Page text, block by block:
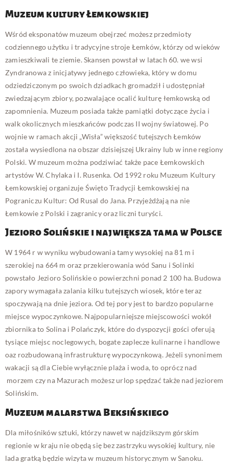
Muzeum kultury Łemkowskiej
Wśród eksponatów muzeum obejrzeć możesz przedmioty
codziennego użytku i tradycyjne stroje Łemków, którzy od wieków
zamieszkiwali te ziemie. Skansen powstał w latach 60. we wsi
Zyndranowa z inicjatywy jednego człowieka, który w domu
odziedziczonym po swoich dziadkach gromadził i udostępniał
zwiedzającym zbiory, pozwalające ocalić kulturę łemkowską od
zapomnienia. Muzeum posiada także pamiątki dotyczące życia i
walk okolicznych mieszkańców podczas II wojny światowej. Po
wojnie w ramach akcji „Wisła” większość tutejszych Łemków
została wysiedlona na obszar dzisiejszej Ukrainy lub w inne regiony
Polski. W muzeum można podziwiać także pace Łemkowskich
artystów W. Chylaka i I. Rusenka. Od 1992 roku Muzeum Kultury
Łemkowskiej organizuje Święto Tradycji Łemkowskiej na
Pograniczu Kultur: Od Rusal do Jana. Przyjeżdżają na nie
Łemkowie z Polski i zagranicy oraz liczni turyści.
Jezioro Solińskie i największa tama w Polsce
W 1964 r w wyniku wybudowania tamy wysokiej na 81 m i
szerokiej na 664 m oraz przekierowania wód Sanu i Solinki
powstało Jezioro Solińskie o powierzchni ponad 2 100 ha. Budowa
zapory wymagała zalania kilku tutejszych wiosek, które teraz
spoczywają na dnie jeziora. Od tej pory jest to bardzo popularne
miejsce wypoczynkowe. Najpopularniejsze miejscowości wokół
zbiornika to Solina i Polańczyk, które do dyspozycji gości oferują
tysiące miejsc noclegowych, bogate zaplecze kulinarne i handlowe
oaz rozbudowaną infrastrukturę wypoczynkową. Jeżeli synonimem
wakacji są dla Ciebie wyłącznie plaża i woda, to oprócz nad
morzem czy na Mazurach możesz urlop spędzać także nad jeziorem
Solińskim.
Muzeum malarstwa Beksińskiego
Dla miłośników sztuki, którzy nawet w najdzikszym górskim
regionie w kraju nie obędą się bez zastrzyku wysokiej kultury, nie
lada gratką będzie wizyta w muzeum historycznym w Sanoku.